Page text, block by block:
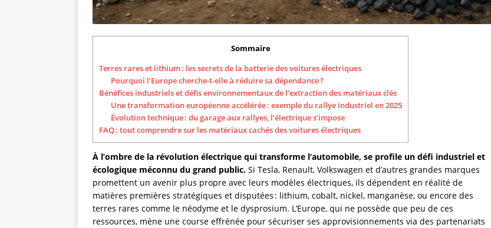
Sommaire
Terres rares et lithium : les secrets de la batterie des voitures électriques
Pourquoi l’Europe cherche-t-elle à réduire sa dépendance ?
Bénéfices industriels et défis environnementaux de l’extraction des matériaux clés
Une transformation européenne accélérée : exemple du rallye industriel en 2025
Évolution technique : du garage aux rallyes, l’électrique s’impose
FAQ : tout comprendre sur les matériaux cachés des voitures électriques
À l’ombre de la révolution électrique qui transforme l’automobile, se profile un défi industriel et
écologique méconnu du grand public. Si Tesla, Renault, Volkswagen et d’autres grandes marques
promettent un avenir plus propre avec leurs modèles électriques, ils dépendent en réalité de
matières premières stratégiques et disputées : lithium, cobalt, nickel, manganèse, ou encore des
terres rares comme le néodyme et le dysprosium. L’Europe, qui ne possède que peu de ces
ressources, mène une course effrénée pour sécuriser ses approvisionnements via des partenariats